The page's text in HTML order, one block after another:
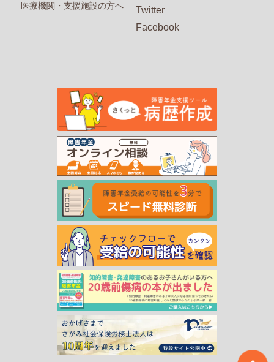
医療機関・支援施設の方へ
Twitter
Facebook